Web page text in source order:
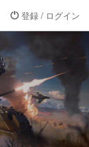
登録 / ログイン